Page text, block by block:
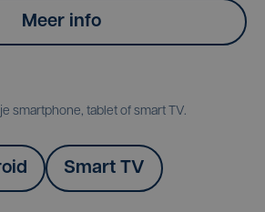
Meer info
smartphone, tablet of smart TV.
Smart TV